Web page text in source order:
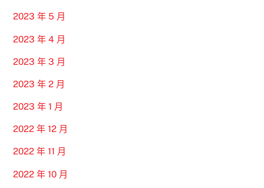
2023 年 5 月
2023 年 4 月
2023 年 3 月
2023 年 2 月
2023 年 1 月
2022 年 12 月
2022 年 11 月
2022 年 10 月